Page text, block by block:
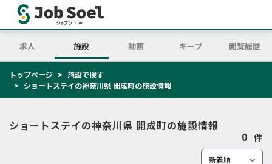
求人 施設 動画 キープ 閲覧履歴
トップページ
施設で探す
ショートステイの神奈川県 開成町の施設情報
ショートステイの神奈川県 開成町の施設情報
0 件